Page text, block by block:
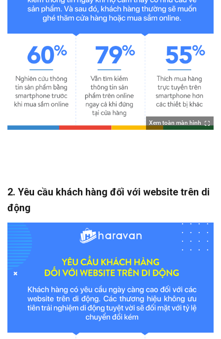
Xem toàn màn hình
2. Yêu cầu khách hàng đối với website trên di
động